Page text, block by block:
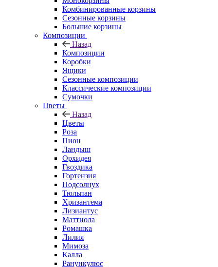
Комбинированные корзины
Сезонные корзины
Большие корзины
Композиции
Назад
Композиции
Коробки
Ящики
Сезонные композиции
Классические композиции
Сумочки
Цветы
Назад
Цветы
Роза
Пион
Ландыш
Орхидея
Гвоздика
Гортензия
Подсолнух
Тюльпан
Хризантема
Лизиантус
Маттиола
Ромашка
Лилия
Мимоза
Калла
Ранункулюс